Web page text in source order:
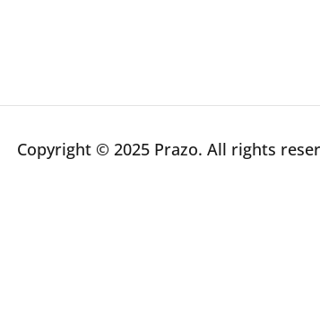
Copyright © 2025 Prazo. All rights